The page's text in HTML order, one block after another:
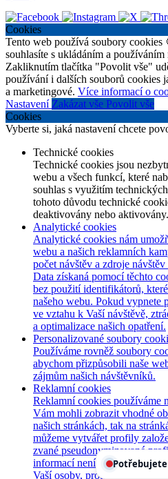
Cookies
Tento web používá soubory
souhlasíte s ukládáním a
Zakliknutím tlačítka "Povolit vše"
používání i dalších souborů cookies
a marketingové. Více informací o
Nastavení Zakázat vše Povolit vše
Cookies
Vyberte si, jaká nastavení chcete
Technické cookies
Technické cookies jsou
webu a všech funkcí, které
souhlas s využitím
tohoto důvodu technické
deaktivovány nebo aktivovány.
Analytické cookies
Analytické cookies nám
webu a našich reklamních
počet návštěv a zdroje
Data získaná pomocí těchto
bez použití identifikátorů,
našeho webu. Pokud vypnete
ve vztahu k Vaší návštěvě,
a optimalizace našich opatření.
Personalizované soubory
Používáme rovněž soubory
abychom přizpůsobili naše
zájmům našich návštěvníků.
Reklamní cookies
Reklamní cookies používáme
Vám mohli zobrazit vhodné
našich stránkách, tak na
můžeme vytvářet profily
zvané pseudonymizované
informací není zpravidla
Vaší osoby, protože jsou
Potřebujete poradit?
Chet